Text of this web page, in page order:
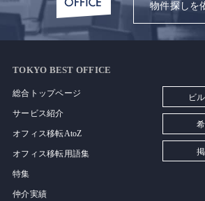
物件探しを
TOKYO BEST OFFICE
総合トップページ
サービス紹介
オフィス移転AtoZ
オフィス移転用語集
特集
仲介実績
ビ